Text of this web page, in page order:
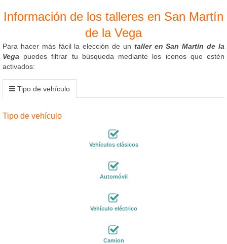
Información de los talleres en San Martín
de la Vega
Para hacer más fácil la elección de un taller en San Martín de la
Vega puedes filtrar tu búsqueda mediante los iconos que estén
activados:
Tipo de vehículo
Tipo de vehículo
Vehículos clásicos
Automóvil
Vehículo eléctrico
Camion